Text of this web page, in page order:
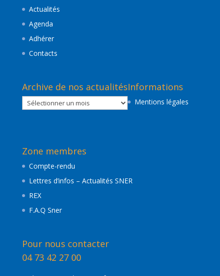
Actualités
Agenda
Adhérer
Contacts
Archive de nos actualités
Archive
de
Informations
Mentions légales
Zone membres
Compte-rendu
Lettres d’infos – Actualités SNER
REX
F.A.Q Sner
Pour nous contacter
04 73 42 27 00